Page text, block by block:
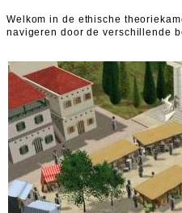
Welkom in de ethische
navigeren door de verschillende